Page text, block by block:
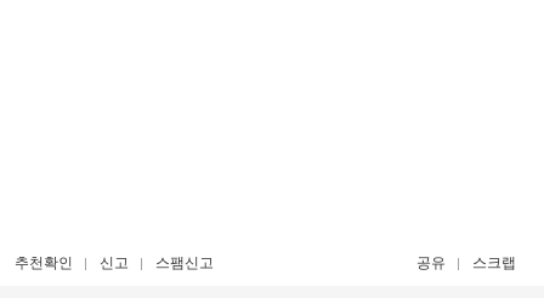
추천확인 신고 스팸신고 공유 스크랩